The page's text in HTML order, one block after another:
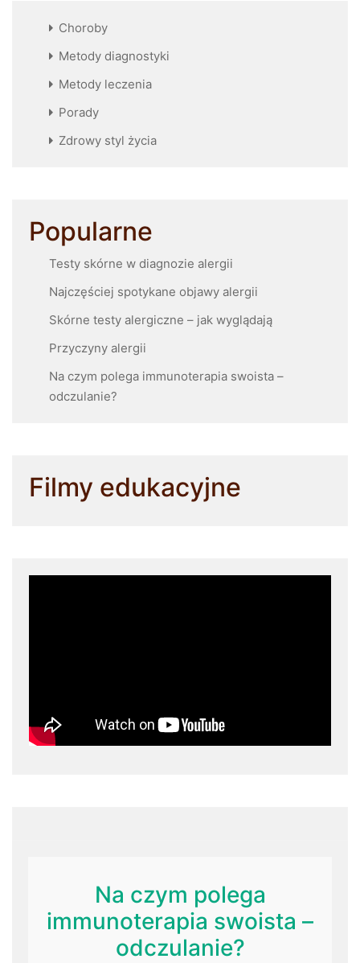
Choroby
Metody diagnostyki
Metody leczenia
Porady
Zdrowy styl życia
Popularne
Testy skórne w diagnozie alergii
Najczęściej spotykane objawy alergii
Skórne testy alergiczne – jak wyglądają
Przyczyny alergii
Na czym polega immunoterapia swoista –
odczulanie?
Filmy edukacyjne
Na czym polega
immunoterapia swoista –
odczulanie?